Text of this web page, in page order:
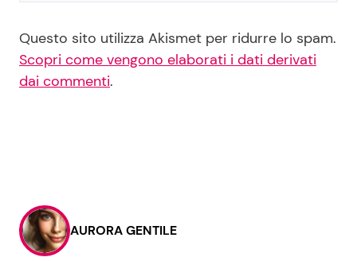
Questo sito utilizza Akismet per ridurre lo spam.
Scopri come vengono elaborati i dati derivati
dai commenti.
AURORA GENTILE